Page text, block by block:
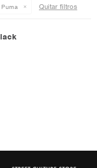
Puma Quitar filtros